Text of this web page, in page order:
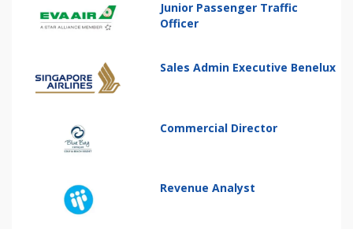
Junior Passenger Traffic
Officer
Sales Admin Executive Benelux
Commercial Director
Revenue Analyst